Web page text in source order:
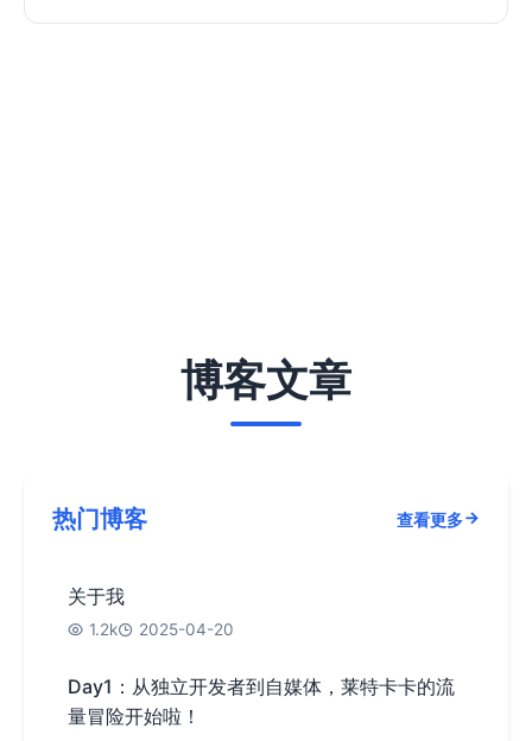
博客文章
热门博客 查看更多
关于我
1.2k 2025-04-20
Day1：从独立开发者到自媒体，莱特卡卡的流
量冒险开始啦！